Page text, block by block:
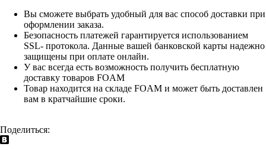
Вы сможете выбрать удобный для вас способ доставки при
оформлении заказа.
Безопасность платежей гарантируется использованием
SSL- протокола. Данные вашей банковской карты надежно
защищены при оплате онлайн.
У вас всегда есть возможность получить бесплатную
доставку товаров FOAM
Товар находится на складе FOAM и может быть доставлен
вам в кратчайшие сроки.
Поделиться: